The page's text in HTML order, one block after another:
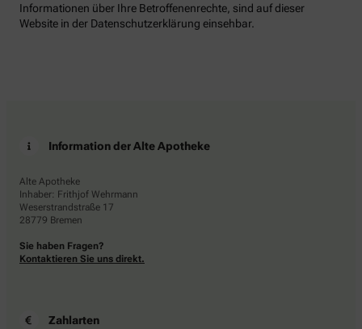
Informationen über Ihre Betroffenenrechte, sind auf dieser
Website in der Datenschutzerklärung einsehbar.
Information der Alte Apotheke
Alte Apotheke
Inhaber: Frithjof Wehrmann
Weserstrandstraße 17
28779 Bremen
Sie haben Fragen?
Kontaktieren Sie uns direkt.
Zahlarten